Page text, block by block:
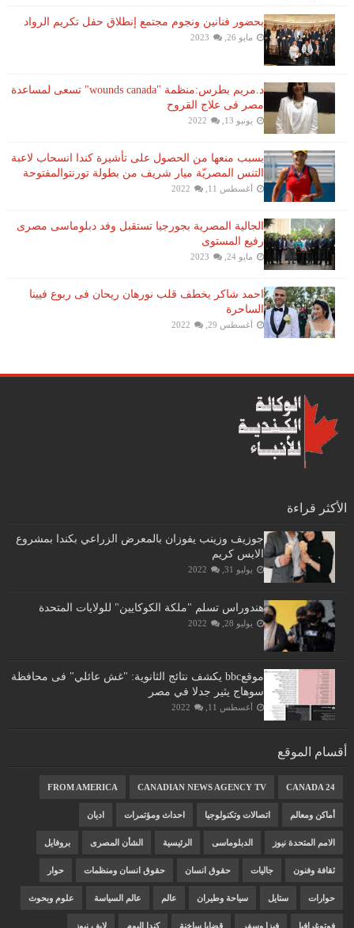
بحضور فنانين ونجوم مجتمع إنطلاق حفل تكريم الرواد
مايو 26, 2023
د.مريم بطرس:منظمة "wounds canada" تسعى لمساعدة
مصر فى علاج القروح
يونيو 13, 2022
بسبب منعها من الحصول على تأشيرة كندا انسحاب لاعبة ​
التنس​ المصريّة ​ميار شريف​ من بطولة ​تورنتو​المفتوحة
أغسطس 11, 2022
الجالية المصرية بجورجيا تستقبل وفد دبلوماسى مصرى
رفيع المستوى
مايو 24, 2023
احمد شاكر يخطف قلب نورهان ريحان فى ربوع فيينا
الساحرة
أغسطس 29, 2022
الأكثر قراءة
جوزيف وزينب يفوزان بالمعرض الزراعي بكندا بمشروع
الايس كريم
يوليو 31, 2022
هندوراس تسلم "ملكة الكوكايين" للولايات المتحدة
يوليو 28, 2022
موقعbbc يكشف نتائج الثانوية: "غش عائلي" فى محافظة
سوهاج يثير جدلا في مصر
أغسطس 11, 2022
أقسام الموقع
CANADA 24
CANADIAN NEWS AGENCY TV
FROM AMERICA
أماكن ومعالم اتصالات وتكنولوجيا احداث ومؤتمرات اديان
الامم المتحدة نيوز الدبلوماسى الرئيسية الشأن المصرى بروفايل
ثقافة وفنون جاليات حقوق انسان حقوق انسان ومنظمات حوار
حوارات ستايل سياحة وطيران عالم عالم السياسة علوم وبحوث
فوتوغرافيا فيزا وسفر قضايا ساخنة كندا اليوم لايف نيوز